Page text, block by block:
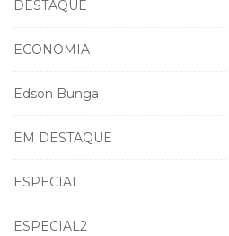
DESTAQUE
ECONOMIA
Edson Bunga
EM DESTAQUE
ESPECIAL
ESPECIAL2